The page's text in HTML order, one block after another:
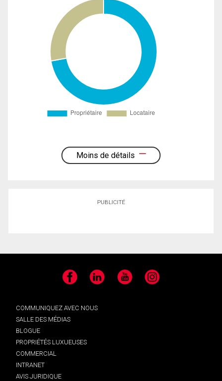
Moins de détails
PUBLICITÉ
Facebook LinkedIn YouTube Instagram
COMMUNIQUEZ AVEC NOUS
SALLE DES MÉDIAS
BLOGUE
PROPRIÉTÉS LUXUEUSES
COMMERCIAL
INTRANET
AVIS JURIDIQUE